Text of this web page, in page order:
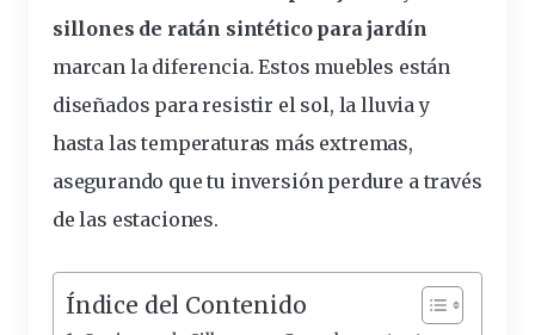
sillones de ratán sintético para jardín
marcan la diferencia. Estos muebles están
diseñados para resistir el sol, la lluvia y
hasta las temperaturas más extremas,
asegurando que tu inversión perdure a través
de las estaciones.
Índice del Contenido